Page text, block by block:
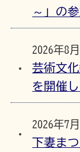
～」の
2026年8
芸術文
を開催
2026年7
下妻ま